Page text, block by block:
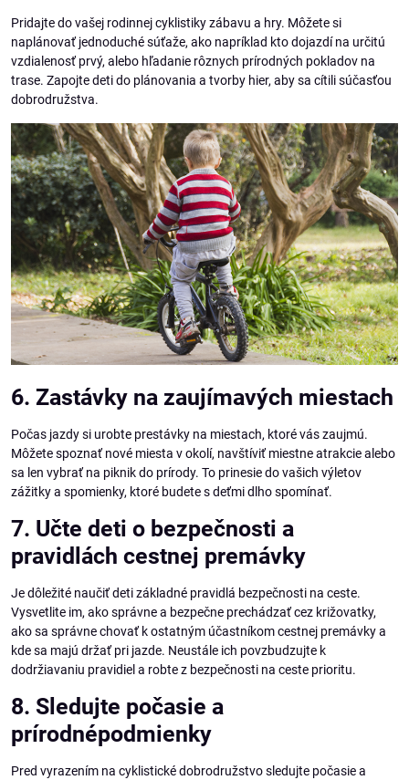
Pridajte do vašej rodinnej cyklistiky zábavu a hry. Môžete si
naplánovať jednoduché súťaže, ako napríklad kto dojazdí na určitú
vzdialenosť prvý, alebo hľadanie rôznych prírodných pokladov na
trase. Zapojte deti do plánovania a tvorby hier, aby sa cítili súčasťou
dobrodružstva.
6. Zastávky na zaujímavých miestach
Počas jazdy si urobte prestávky na miestach, ktoré vás zaujmú.
Môžete spoznať nové miesta v okolí, navštíviť miestne atrakcie alebo
sa len vybrať na piknik do prírody. To prinesie do vašich výletov
zážitky a spomienky, ktoré budete s deťmi dlho spomínať.
7. Učte deti o bezpečnosti a
pravidlách cestnej premávky
Je dôležité naučiť deti základné pravidlá bezpečnosti na ceste.
Vysvetlite im, ako správne a bezpečne prechádzať cez križovatky,
ako sa správne chovať k ostatným účastníkom cestnej premávky a
kde sa majú držať pri jazde. Neustále ich povzbudzujte k
dodržiavaniu pravidiel a robte z bezpečnosti na ceste prioritu.
8. Sledujte počasie a
prírodnépodmienky
Pred vyrazením na cyklistické dobrodružstvo sledujte počasie a